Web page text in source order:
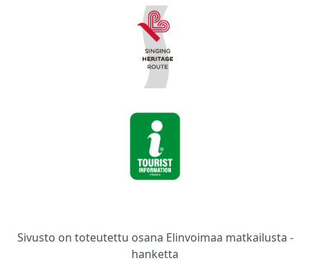
Sivusto on toteutettu osana Elinvoimaa matkailusta -
hanketta